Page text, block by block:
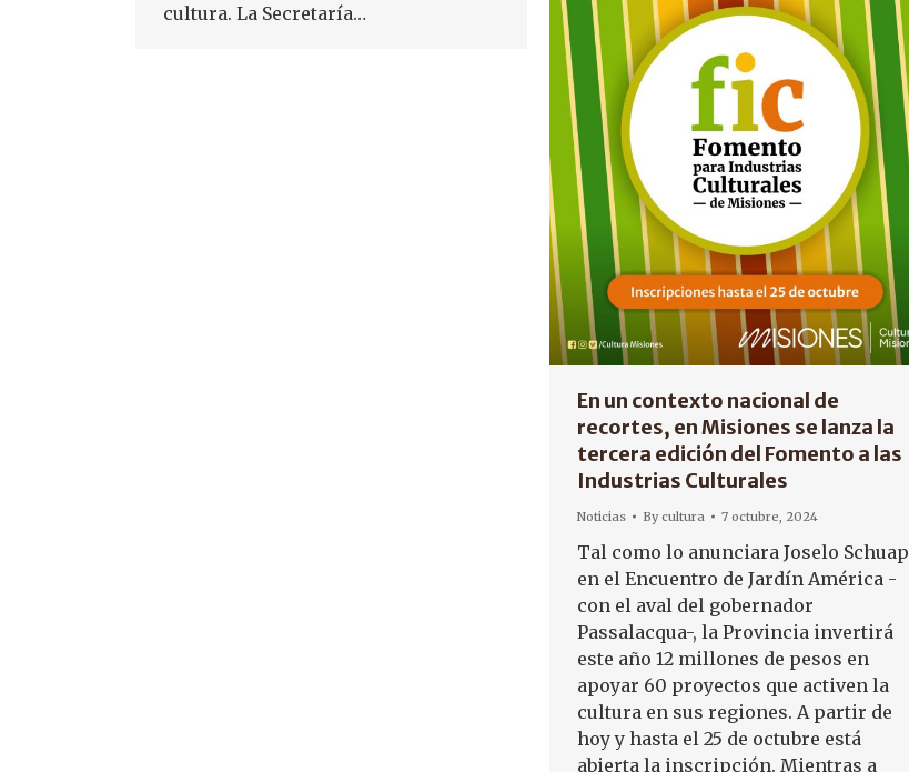
cultura. La Secretaría…
En un contexto nacional de
recortes, en Misiones se lanza la
tercera edición del Fomento a las
Industrias Culturales
Noticias Bycultura 7 octubre, 2024
Tal como lo anunciara Joselo Schuap
en el Encuentro de Jardín América -
con el aval del gobernador
Passalacqua-, la Provincia invertirá
este año 12 millones de pesos en
apoyar 60 proyectos que activen la
cultura en sus regiones. A partir de
hoy y hasta el 25 de octubre está
abierta la inscripción. Mientras a